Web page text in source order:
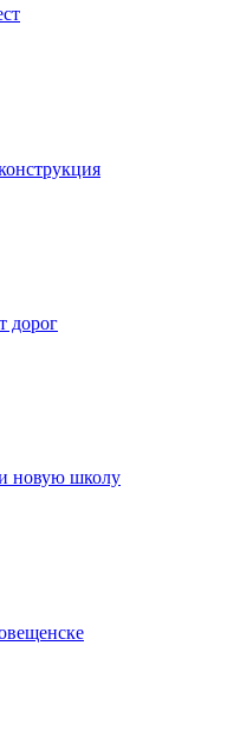
дорог
новую школу